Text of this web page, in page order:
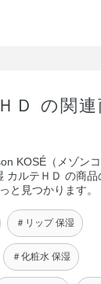
Ｄ の関連
KOSÉ（メゾン
カルテＨＤ の商品
と見つかります。
＃リップ 保湿
＃化粧水 保湿